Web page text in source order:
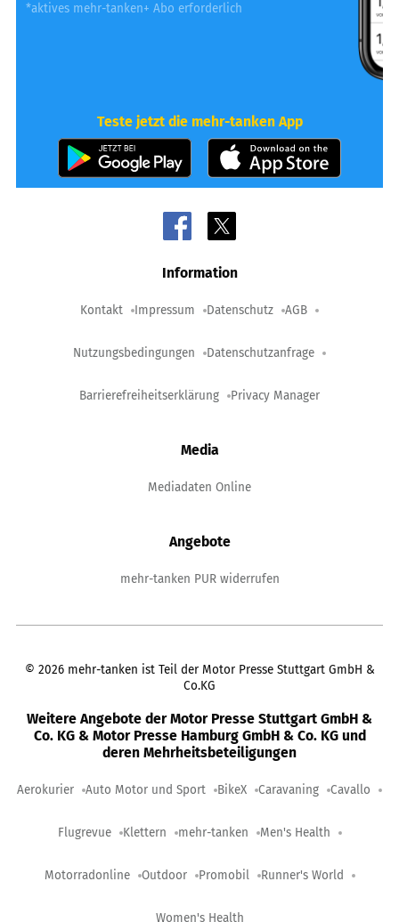
*aktives mehr-tanken+ Abo erforderlich
Teste jetzt die mehr-tanken App
Information
Kontakt Impressum Datenschutz AGB
Nutzungsbedingungen Datenschutzanfrage
Barrierefreiheitserklärung Privacy Manager
Media
Mediadaten Online
Angebote
mehr-tanken PUR widerrufen
© 2026 mehr-tanken ist Teil der Motor Presse Stuttgart GmbH &
Co.KG
Weitere Angebote der Motor Presse Stuttgart GmbH &
Co. KG & Motor Presse Hamburg GmbH & Co. KG und
deren Mehrheitsbeteiligungen
Aerokurier Auto Motor und Sport BikeX Caravaning Cavallo
Flugrevue Klettern mehr-tanken Men's Health
Motorradonline Outdoor Promobil Runner's World
Women's Health